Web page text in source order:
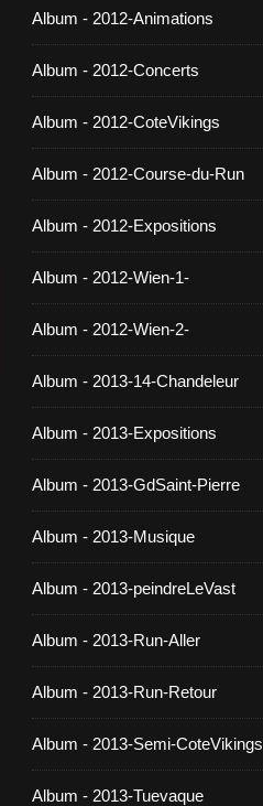
Album - 2012-Animations
Album - 2012-Concerts
Album - 2012-CoteVikings
Album - 2012-Course-du-Run
Album - 2012-Expositions
Album - 2012-Wien-1-
Album - 2012-Wien-2-
Album - 2013-14-Chandeleur
Album - 2013-Expositions
Album - 2013-GdSaint-Pierre
Album - 2013-Musique
Album - 2013-peindreLeVast
Album - 2013-Run-Aller
Album - 2013-Run-Retour
Album - 2013-Semi-CoteVikings
Album - 2013-Tuevaque